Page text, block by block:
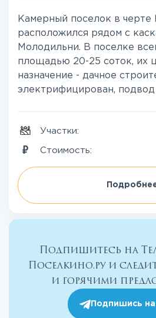
Камерный поселок в
расположился рядом с
Молодильни. В поселке
площадью 20-25 соток, их
назначение - дачное
электрифицирован, подвод
Участки:
Стоимость:
Подпишитесь на
Поселкино.ру и
и горячими
Подпишись на